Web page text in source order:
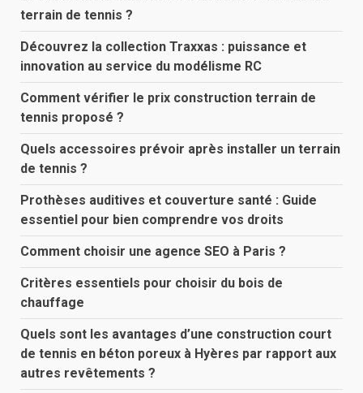
terrain de tennis ?
Découvrez la collection Traxxas : puissance et
innovation au service du modélisme RC
Comment vérifier le prix construction terrain de
tennis proposé ?
Quels accessoires prévoir après installer un terrain
de tennis ?
Prothèses auditives et couverture santé : Guide
essentiel pour bien comprendre vos droits
Comment choisir une agence SEO à Paris ?
Critères essentiels pour choisir du bois de
chauffage
Quels sont les avantages d’une construction court
de tennis en béton poreux à Hyères par rapport aux
autres revêtements ?